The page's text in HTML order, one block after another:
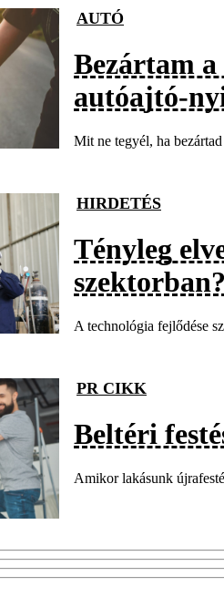
AUTÓ
Bezártam a
autóajtó-
Mit ne tegyél, ha
HIRDETÉS
Tényleg
A technológia fejlődése
PR CIKK
Beltéri
Amikor lakásunk